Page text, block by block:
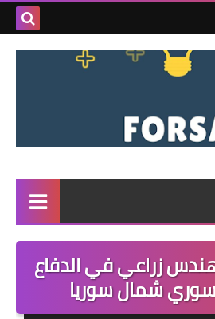
بحث
القائمة
مناقصات
فرص عمل داخل سوريا
زراعي في الدفاع
شمال سوريا